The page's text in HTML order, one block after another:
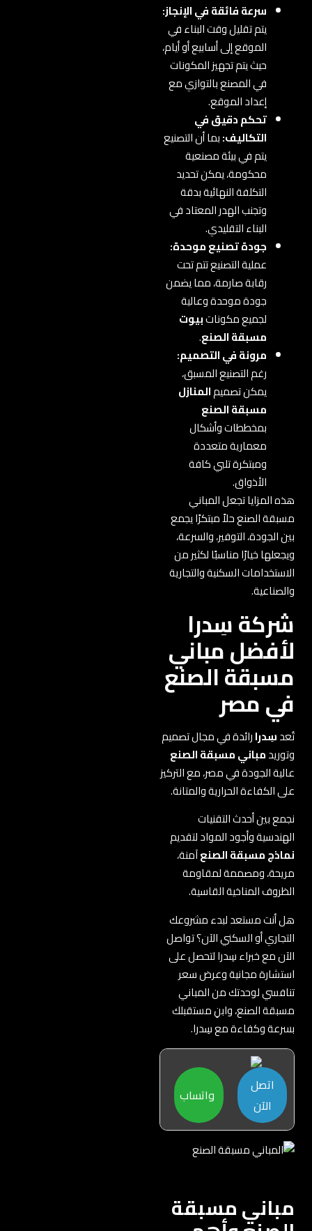
سرعة فائقة في الإنجاز:
يتم تقليل وقت البناء في
الموقع إلى أسابيع أو أيام،
حيث يتم تجهيز المكونات
في المصنع بالتوازي مع
إعداد الموقع.
تحكم دقيق في
التكاليف:بما أن التصنيع
يتم في بيئة مصنعية
محكومة، يمكن تحديد
التكلفة النهائية بدقة
وتجنب الهدر المعتاد في
البناء التقليدي.
جودة تصنيع موحدة:
عملية التصنيع تتم تحت
رقابة صارمة، مما يضمن
جودة موحدة وعالية
لجميع مكوناتبيوت
مسبقة الصنع.
مرونة في التصميم:
رغم التصنيع المسبق،
يمكن تصميمالمنازل
مسبقة الصنع
بمخططات وأشكال
معمارية متعددة
ومبتكرة تلبي كافة
الأذواق.
هذه المزايا تجعل المباني
مسبقة الصنع حلاً مبتكرًا يجمع
بين الجودة، التوفير، والسرعة،
ويجعلها خيارًا مناسبًا لكثير من
الاستخدامات السكنية والتجارية
والصناعية.
شركة سِدرا
لأفضل مباني
مسبقة الصنع
في مصر
تُعدسِدرارائدة في مجال تصميم
وتوريدمباني مسبقة الصنع
عالية الجودة في مصر، مع التركيز
على الكفاءة الحرارية والمتانة.
نجمع بين أحدث التقنيات
الهندسية وأجود المواد لتقديم
نماذج مسبقة الصنعآمنة،
مريحة، ومصممة لمقاومة
الظروف المناخية القاسية.
هل أنت مستعد لبدء مشروعك
التجاري أو السكني الآن؟ تواصل
الآن مع خبراء سِدرا لتحصل على
استشارة مجانية وعرض سعر
تنافسي لوحدتك من المباني
مسبقة الصنع، وابنِ مستقبلك
بسرعة وكفاءة مع سِدرا.
اتصل
الآن
واتساب
مباني مسبقة